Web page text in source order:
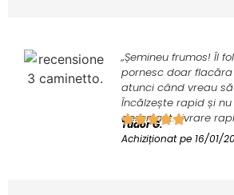
„Șemineu frumos! Îl
pornesc doar
atunci când vreau
Încălzește rapid și
deranjant. Livrare
Tudor G.
Achiziționat pe 16/01/